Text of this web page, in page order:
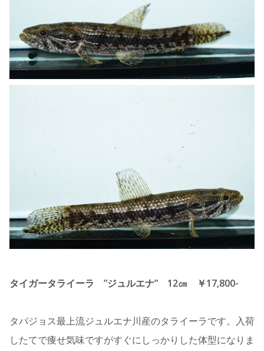
タイガータライーラ ”ジュルエナ” 12㎝ ￥17,800-
タパジョス最上流ジュルエナ川産のタライーラです。入荷
したてで痩せ気味ですがすぐにしっかりした体型になりま